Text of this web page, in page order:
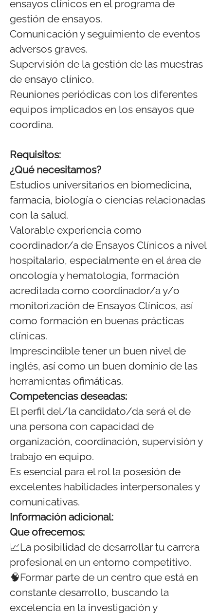
ensayos clínicos en el programa de
gestión de ensayos.
Comunicación y seguimiento de eventos
adversos graves.
Supervisión de la gestión de las muestras
de ensayo clínico.
Reuniones periódicas con los diferentes
equipos implicados en los ensayos que
coordina.
Requisitos:
¿Qué necesitamos?
Estudios universitarios en biomedicina,
farmacia, biología o ciencias relacionadas
con la salud.
Valorable experiencia como
coordinador/a de Ensayos Clínicos a nivel
hospitalario, especialmente en el área de
oncología y hematología, formación
acreditada como coordinador/a y/o
monitorización de Ensayos Clínicos, así
como formación en buenas prácticas
clínicas.
Imprescindible tener un buen nivel de
inglés, así como un buen dominio de las
herramientas ofimáticas.
Competencias deseadas:
El perfil del/la candidato/da será el de
una persona con capacidad de
organización, coordinación, supervisión y
trabajo en equipo.
Es esencial para el rol la posesión de
excelentes habilidades interpersonales y
comunicativas.
Información adicional:
Que ofrecemos:
📈La posibilidad de desarrollar tu carrera
profesional en un entorno competitivo.
🧠Formar parte de un centro que está en
constante desarrollo, buscando la
excelencia en la investigación y